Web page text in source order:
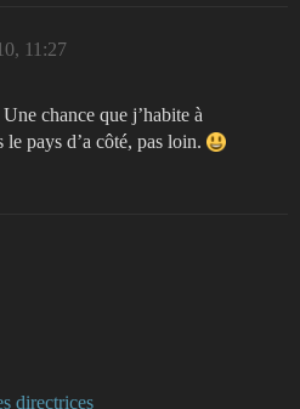
11:27
chance que j’habite à
pays d’a côté, pas loin.
directrices